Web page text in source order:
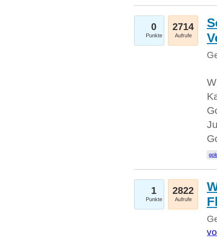
0
Punkte
2714
Aufrufe
1
Punkte
2822
Aufrufe